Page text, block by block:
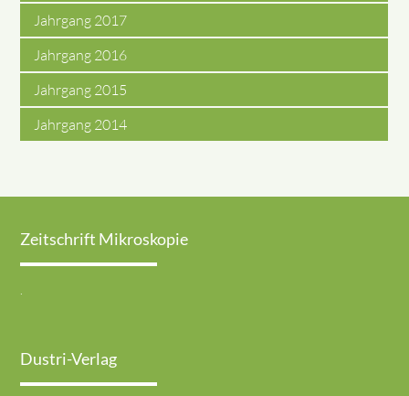
Jahrgang 2017
Jahrgang 2016
Jahrgang 2015
Jahrgang 2014
Zeitschrift Mikroskopie
Dustri-Verlag